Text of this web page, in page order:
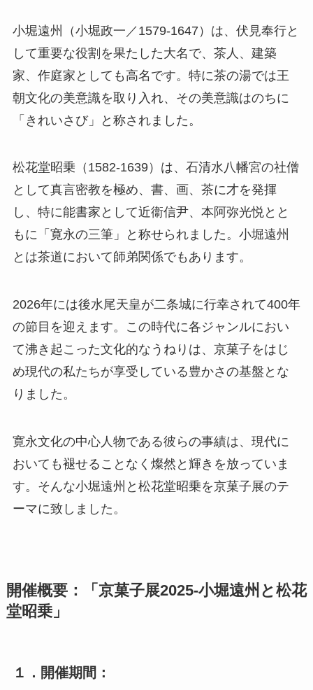
小堀遠州（小堀政一／1579-1647）は、伏見奉行と
して重要な役割を果たした大名で、茶人、建築
家、作庭家としても高名です。特に茶の湯では王
朝文化の美意識を取り入れ、その美意識はのちに
「きれいさび」と称されました。
松花堂昭乗（1582-1639）は、石清水八幡宮の社僧
として真言密教を極め、書、画、茶に才を発揮
し、特に能書家として近衞信尹、本阿弥光悦とと
もに「寛永の三筆」と称せられました。小堀遠州
とは茶道において師弟関係でもあります。
2026年には後水尾天皇が二条城に行幸されて400年
の節目を迎えます。この時代に各ジャンルにおい
て沸き起こった文化的なうねりは、京菓子をはじ
め現代の私たちが享受している豊かさの基盤とな
りました。
寛永文化の中心人物である彼らの事績は、現代に
おいても褪せることなく燦然と輝きを放っていま
す。そんな小堀遠州と松花堂昭乗を京菓子展のテ
ーマに致しました。
開催概要：「京菓子展2025-小堀遠州と松花
堂昭乗」
１．開催期間：